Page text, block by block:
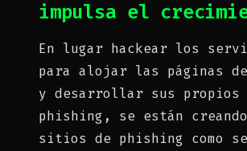
impulsa el
En lugar hackear los
para alojar las páginas
y desarrollar sus
phishing, se están creando
sitios de phishing como